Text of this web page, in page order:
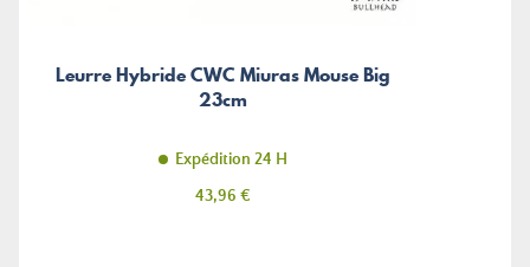
Leurre Hybride CWC Miuras Mouse Big
23cm
Expédition 24 H
Prix
43,96 €